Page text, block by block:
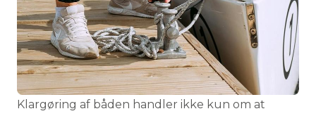
Klargøring af båden handler ikke kun om at